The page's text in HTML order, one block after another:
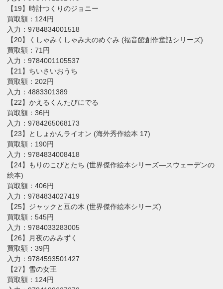
【19】時計つくりのジョニー
買取額：124円
入力：9784834001518
【20】くしゃみくしゃみ天のめぐみ (福音館創作童話シリーズ)
買取額：71円
入力：9784001105537
【21】ちいさいおうち
買取額：202円
入力：4883301389
【22】かえるくんたびにでる
買取額：36円
入力：9784265068173
【23】としょかんライオン (海外秀作絵本 17)
買取額：190円
入力：9784834008418
【24】もりのこびとたち (世界傑作絵本シリーズ―スウェーデンの
絵本)
買取額：406円
入力：9784834027419
【25】ジャックと豆の木 (世界傑作絵本シリーズ)
買取額：545円
入力：9784033283005
【26】月夜のみみずく
買取額：39円
入力：9784593501427
【27】雪の女王
買取額：124円